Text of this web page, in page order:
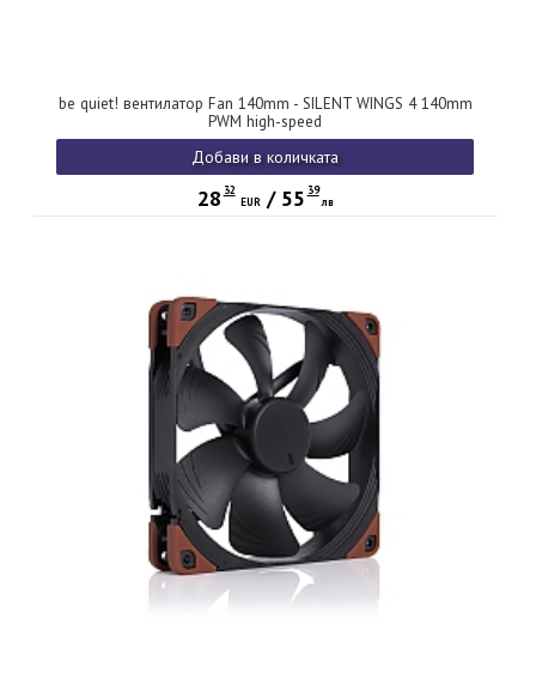
be quiet! вентилатор Fan 140mm - SILENT WINGS 4 140mm
PWM high-speed
Добави в количката
28 32
EUR/ 55 39
лв